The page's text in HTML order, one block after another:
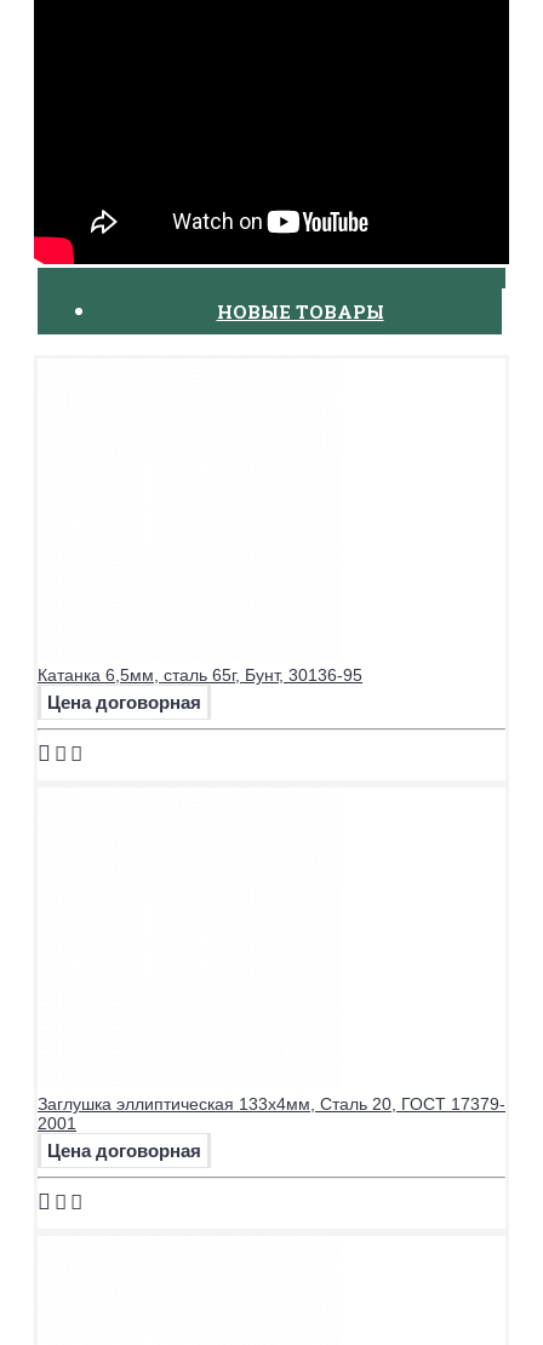
НОВЫЕ ТОВАРЫ
Катанка 6,5мм, сталь 65г, Бунт, 30136-95
Цена договорная
Заглушка эллиптическая 133х4мм, Сталь 20, ГОСТ 17379-
2001
Цена договорная